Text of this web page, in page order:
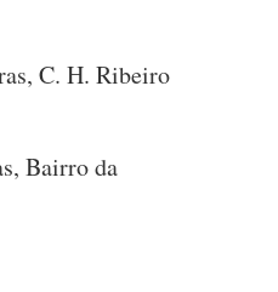
C. H. Ribeiro
Bairro da